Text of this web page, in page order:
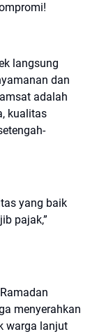
langsung
dan
adalah
kualitas
yang baik
pajak,”
menyerahkan
warga lanjut